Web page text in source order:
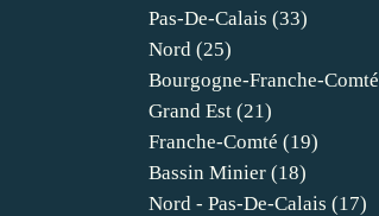
Pas-De-Calais (33)
Nord (25)
Bourgogne-Franche-Comté
Grand Est (21)
Franche-Comté (19)
Bassin Minier (18)
Nord - Pas-De-Calais (17)